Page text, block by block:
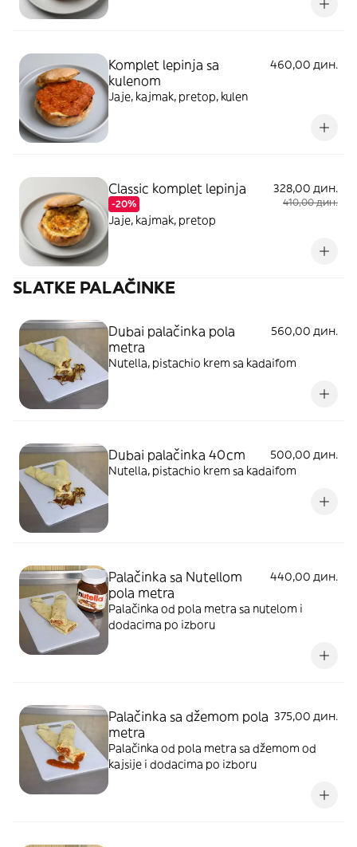
Komplet lepinja sa
kulenom
460,00 дин.
Jaje, kajmak, pretop, kulen
Classic komplet lepinja
-20%
328,00 дин.
410,00 дин.
Jaje, kajmak, pretop
SLATKE PALAČINKE
Dubai palačinka pola
metra
560,00 дин.
Nutella, pistachio krem sa kadaifom
Dubai palačinka 40cm
500,00 дин.
Nutella, pistachio krem sa kadaifom
Palačinka sa Nutellom
pola metra
440,00 дин.
Palačinka od pola metra sa nutelom i
dodacima po izboru
Palačinka sa džemom pola
metra
375,00 дин.
Palačinka od pola metra sa džemom od
kajsije i dodacima po izboru